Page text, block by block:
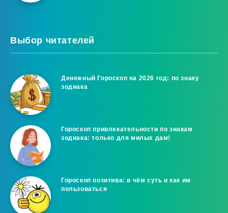
Выбор читателей
Денежный Гороскоп на 2026 год: по знаку
зодиака
Гороскоп привлекательности по знакам
зодиака: только для милых дам!
Гороскоп позитива: в чём суть и как им
пользоваться